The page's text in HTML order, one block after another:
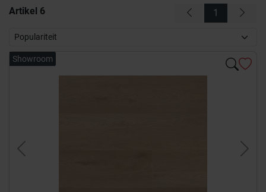
Artikel 6 1
Showroom
Previous Next